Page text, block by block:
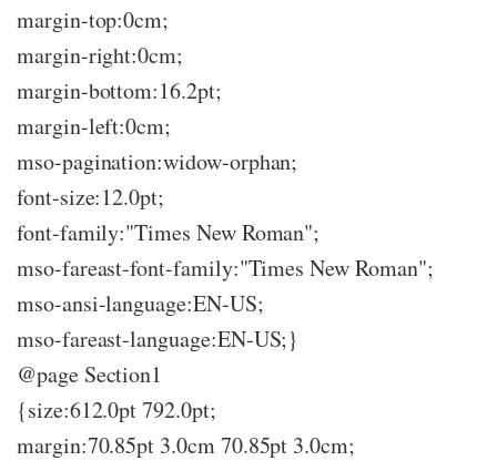
margin-top:0cm;
margin-right:0cm;
margin-bottom:16.2pt;
margin-left:0cm;
mso-pagination:widow-orphan;
font-size:12.0pt;
font-family:"Times New Roman";
mso-fareast-font-family:"Times New Roman";
mso-ansi-language:EN-US;
mso-fareast-language:EN-US;}
@page Section1
{size:612.0pt 792.0pt;
margin:70.85pt 3.0cm 70.85pt 3.0cm;